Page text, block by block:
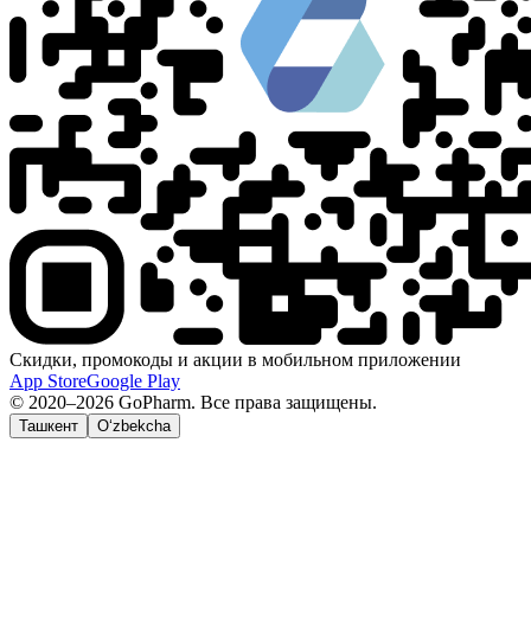
Скидки, промокоды и акции в мобильном приложении
App StoreGoogle Play
© 2020–2026 GoPharm. Все права защищены.
Ташкент O‘zbekcha